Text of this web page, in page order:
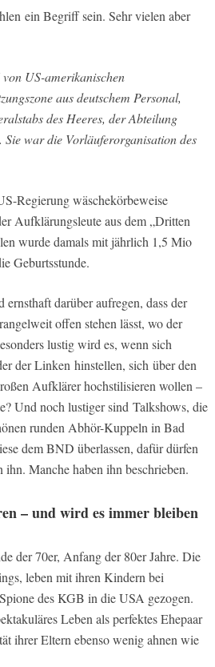
ein Begriff sein. Sehr vielen aber
US-amerikanischen
aus deutschem Personal,
des Heeres, der Abteilung
war die Vorläuferorganisation des
Regierung wäschekörbeweise
Aufklärungsleute aus dem „Dritten
wurde damals mit jährlich 1,5 Mio
Geburtsstunde.
darüber aufregen, dass der
offen stehen lässt, wo der
lustig wird es, wenn sich
der Linken hinstellen, sich über den
Aufklärer hochstilisieren wollen –
Und noch lustiger sind Talkshows, die
runden Abhör-Kuppeln in Bad
dem BND überlassen, dafür dürfen
Manche haben ihn beschrieben.
– und wird es immer bleiben
der 70er, Anfang der 80er Jahre. Die
leben mit ihren Kindern bei
des KGB in die USA gezogen.
Leben als perfektes Ehepaar
ihrer Eltern ebenso wenig ahnen wie